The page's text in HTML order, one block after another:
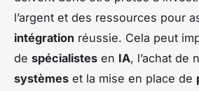
l’argent et des ressources pour
intégration réussie. Cela peut
de spécialistes en IA, l’achat de
systèmes et la mise en place de